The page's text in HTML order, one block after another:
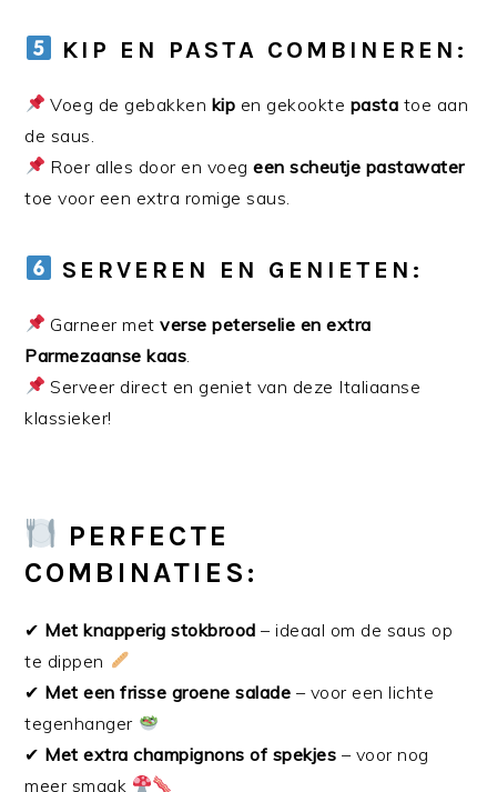
KIP EN PASTA COMBINEREN:
Voeg de gebakken kip en gekookte pasta toe aan
de saus.
Roer alles door en voegeen scheutje pastawater
toe voor een extra romige saus.
SERVEREN EN GENIETEN:
Garneer metverse peterselie en extra
Parmezaanse kaas
Serveer direct en geniet van deze Italiaanse
klassieker!
PERFECTE
COMBINATIES:
✔ Met knapperig stokbrood – ideaal om de saus op
te dippen
✔ Met een frisse groene salade – voor een lichte
tegenhanger
✔ Met extra champignons of spekjes – voor nog
meer smaak